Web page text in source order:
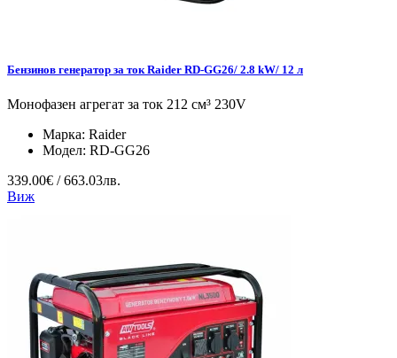
Бензинов генератор за ток Raider RD-GG26/ 2.8 kW/ 12 л
Монофазен агрегат за ток 212 см³ 230V
Марка: Raider
Модел: RD-GG26
339.00€ / 663.03лв.
Виж